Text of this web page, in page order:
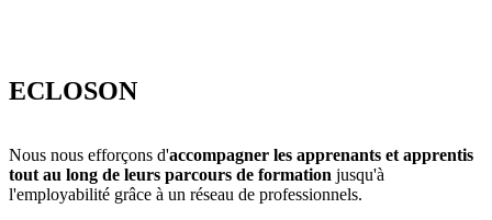
ECLOSON
Nous nous efforçons d'accompagner les apprenants et apprentis
tout au long de leurs parcours de formation jusqu'à
l'employabilité grâce à un réseau de professionnels.